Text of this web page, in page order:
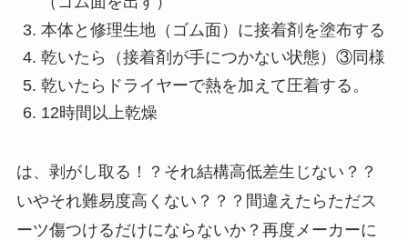
本体と修理生地（ゴム面）に接着剤を塗布する
乾いたら（接着剤が手につかない状態）③同様
乾いたらドライヤーで熱を加えて圧着する。
12時間以上乾燥
は、剥がし取る！？それ結構高低差生じない？？
いやそれ難易度高くない？？？間違えたらただス
ーツ傷つけるだけにならないか？再度メーカーに